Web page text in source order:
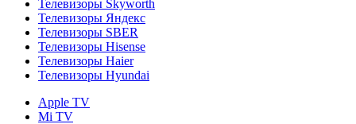
Телевизоры Skyworth
Телевизоры Яндекс
Телевизоры SBER
Телевизоры Hisense
Телевизоры Haier
Телевизоры Hyundai
Apple TV
Mi TV